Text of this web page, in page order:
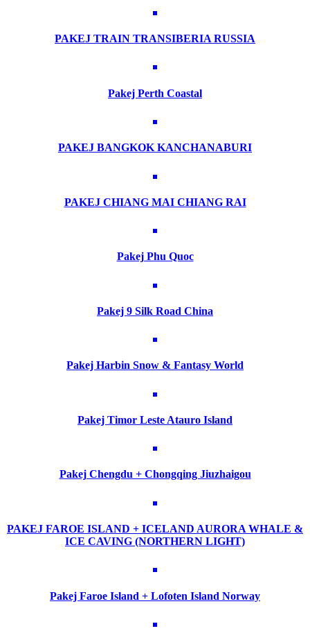
PAKEJ TRAIN TRANSIBERIA RUSSIA
Pakej Perth Coastal
PAKEJ BANGKOK KANCHANABURI
PAKEJ CHIANG MAI CHIANG RAI
Pakej Phu Quoc
Pakej 9 Silk Road China
Pakej Harbin Snow & Fantasy World
Pakej Timor Leste Atauro Island
Pakej Chengdu + Chongqing Jiuzhaigou
PAKEJ FAROE ISLAND + ICELAND AURORA WHALE &
ICE CAVING (NORTHERN LIGHT)
Pakej Faroe Island + Lofoten Island Norway